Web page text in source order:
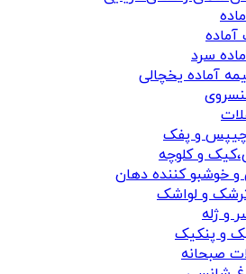
سرد
آماده یخچالی
و پفک
و کلوچه
خوشبو کننده دهان
و لواشک
و ژله
و پنکیک
صبحانه